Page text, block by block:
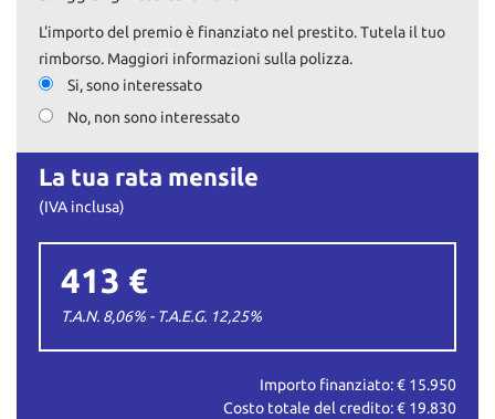
L'importo del premio è finanziato nel prestito. Tutela il tuo
rimborso. Maggiori informazioni sulla polizza.
Si, sono interessato
No, non sono interessato
La tua rata mensile
(IVA inclusa)
413 €
T.A.N. 8,06% - T.A.E.G. 12,25%
Importo finanziato: € 15.950
Costo totale del credito: € 19.830